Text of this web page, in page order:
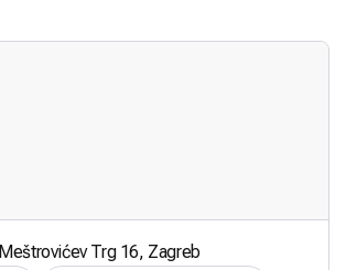
Meštrovićev Trg 16, Zagreb